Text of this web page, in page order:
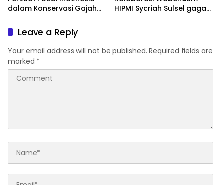
dalam Konservasi Gajah
HIPMI Syariah Sulsel gagas
Leave a Reply
Your email address will not be published. Required fields are
marked *